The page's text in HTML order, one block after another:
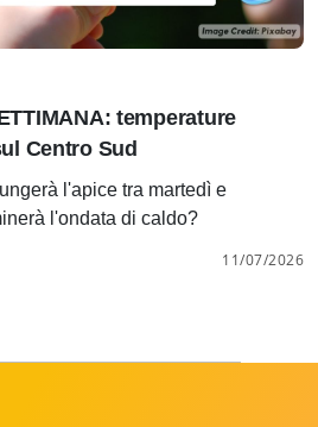
temperature
Centro Sud
l'apice tra martedì e
l'ondata di caldo?
11/07/2026